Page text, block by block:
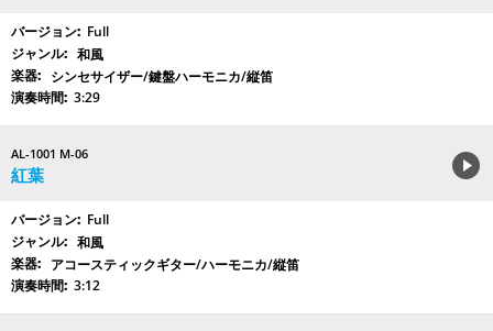
Full
和風
シンセサイザー/鍵盤ハーモニカ/縦笛
3:29
AL-1001 M-06
紅葉
Full
和風
アコースティックギター/ハーモニカ/縦笛
3:12